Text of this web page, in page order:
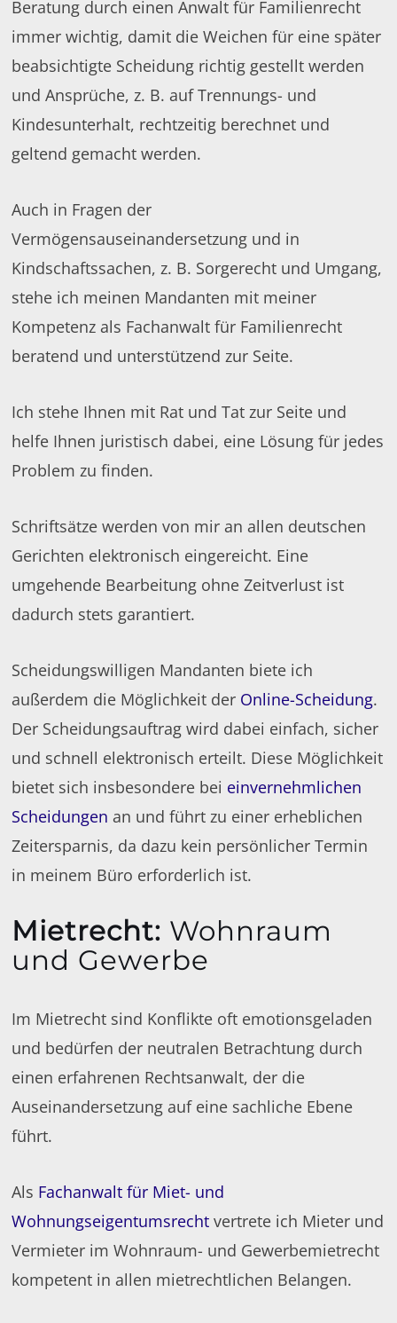
Beratung durch einen Anwalt für Familienrecht
immer wichtig, damit die Weichen für eine später
beabsichtigte Scheidung richtig gestellt werden
und Ansprüche, z. B. auf Trennungs- und
Kindesunterhalt, rechtzeitig berechnet und
geltend gemacht werden.
Auch in Fragen der
Vermögensauseinandersetzung und in
Kindschaftssachen, z. B. Sorgerecht und Umgang,
stehe ich meinen Mandanten mit meiner
Kompetenz als Fachanwalt für Familienrecht
beratend und unterstützend zur Seite.
Ich stehe Ihnen mit Rat und Tat zur Seite und
helfe Ihnen juristisch dabei, eine Lösung für jedes
Problem zu finden.
Schriftsätze werden von mir an allen deutschen
Gerichten elektronisch eingereicht. Eine
umgehende Bearbeitung ohne Zeitverlust ist
dadurch stets garantiert.
Scheidungswilligen Mandanten biete ich
außerdem die Möglichkeit der Online-Scheidung.
Der Scheidungsauftrag wird dabei einfach, sicher
und schnell elektronisch erteilt. Diese Möglichkeit
bietet sich insbesondere bei einvernehmlichen
Scheidungen an und führt zu einer erheblichen
Zeitersparnis, da dazu kein persönlicher Termin
in meinem Büro erforderlich ist.
Mietrecht: Wohnraum
und Gewerbe
Im Mietrecht sind Konflikte oft emotionsgeladen
und bedürfen der neutralen Betrachtung durch
einen erfahrenen Rechtsanwalt, der die
Auseinandersetzung auf eine sachliche Ebene
führt.
Als Fachanwalt für Miet- und
Wohnungseigentumsrecht vertrete ich Mieter und
Vermieter im Wohnraum- und Gewerbemietrecht
kompetent in allen mietrechtlichen Belangen.